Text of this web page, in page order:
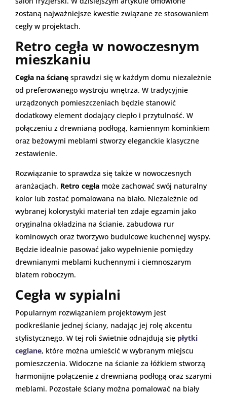
zostaną najważniejsze kwestie związane ze stosowaniem
cegły w projektach.
Retro cegła w nowoczesnym
mieszkaniu
Cegła na ścianę sprawdzi się w każdym domu niezależnie
od preferowanego wystroju wnętrza. W tradycyjnie
urządzonych pomieszczeniach będzie stanowić
dodatkowy element dodający ciepło i przytulność. W
połączeniu z drewnianą podłogą, kamiennym kominkiem
oraz beżowymi meblami stworzy eleganckie klasyczne
zestawienie.
Rozwiązanie to sprawdza się także w nowoczesnych
aranżacjach. Retro cegła może zachować swój naturalny
kolor lub zostać pomalowana na biało. Niezależnie od
wybranej kolorystyki materiał ten zdaje egzamin jako
oryginalna okładzina na ścianie, zabudowa rur
kominowych oraz tworzywo budulcowe kuchennej wyspy.
Będzie idealnie pasować jako wypełnienie pomiędzy
drewnianymi meblami kuchennymi i ciemnoszarym
blatem roboczym.
Cegła w sypialni
Popularnym rozwiązaniem projektowym jest
podkreślanie jednej ściany, nadając jej rolę akcentu
stylistycznego. W tej roli świetnie odnajdują się płytki
ceglane, które można umieścić w wybranym miejscu
pomieszczenia. Widoczne na ścianie za łóżkiem stworzą
harmonijne połączenie z drewnianą podłogą oraz szarymi
meblami. Pozostałe ściany można pomalować na biały